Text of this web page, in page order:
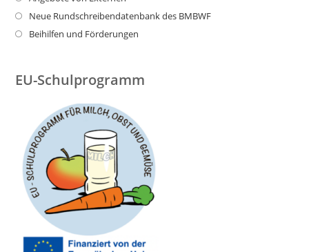
Neue Rundschreibendatenbank des BMBWF
Beihilfen und Förderungen
EU-Schulprogramm